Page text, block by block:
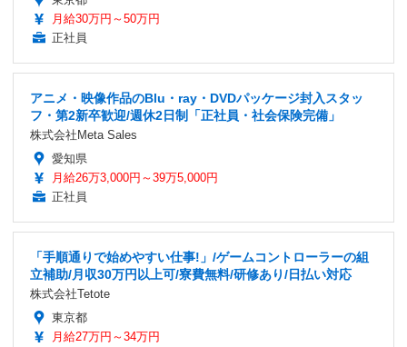
月給30万円～50万円
正社員
アニメ・映像作品のBlu・ray・DVDパッケージ封入スタッ
フ・第2新卒歓迎/週休2日制「正社員・社会保険完備」
株式会社Meta Sales
愛知県
月給26万3,000円～39万5,000円
正社員
「手順通りで始めやすい仕事!」/ゲームコントローラーの組
立補助/月収30万円以上可/寮費無料/研修あり/日払い対応
株式会社Tetote
東京都
月給27万円～34万円